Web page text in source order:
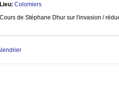
Lieu:Colomiers
Cours de Stéphane Dhur sur l'invasion /